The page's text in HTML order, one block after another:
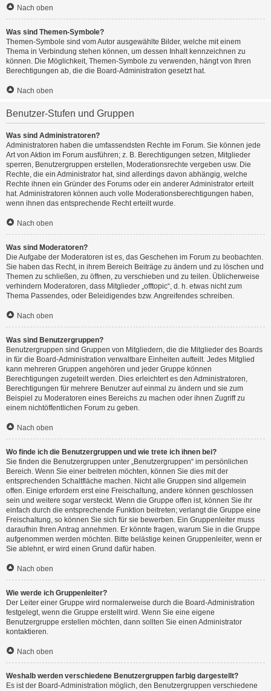
Nach oben
Was sind Themen-Symbole?
Themen-Symbole sind vom Autor ausgewählte Bilder, welche mit einem
Thema in Verbindung stehen können, um dessen Inhalt kennzeichnen zu
können. Die Möglichkeit, Themen-Symbole zu verwenden, hängt von Ihren
Berechtigungen ab, die die Board-Administration gesetzt hat.
Nach oben
Benutzer-Stufen und Gruppen
Was sind Administratoren?
Administratoren haben die umfassendsten Rechte im Forum. Sie können jede
Art von Aktion im Forum ausführen; z. B. Berechtigungen setzen, Mitglieder
sperren, Benutzergruppen erstellen, Moderationsrechte vergeben usw. Die
Rechte, die ein Administrator hat, sind allerdings davon abhängig, welche
Rechte ihnen ein Gründer des Forums oder ein anderer Administrator erteilt
hat. Administratoren können auch volle Moderationsberechtigungen haben,
wenn ihnen das entsprechende Recht erteilt wurde.
Nach oben
Was sind Moderatoren?
Die Aufgabe der Moderatoren ist es, das Geschehen im Forum zu beobachten.
Sie haben das Recht, in ihrem Bereich Beiträge zu ändern und zu löschen und
Themen zu schließen, zu öffnen, zu verschieben und zu teilen. Üblicherweise
verhindern Moderatoren, dass Mitglieder „offtopic“, d. h. etwas nicht zum
Thema Passendes, oder Beleidigendes bzw. Angreifendes schreiben.
Nach oben
Was sind Benutzergruppen?
Benutzergruppen sind Gruppen von Mitgliedern, die die Mitglieder des Boards
in für die Board-Administration verwaltbare Einheiten aufteilt. Jedes Mitglied
kann mehreren Gruppen angehören und jeder Gruppe können
Berechtigungen zugeteilt werden. Dies erleichtert es den Administratoren,
Berechtigungen für mehrere Benutzer auf einmal zu ändern und sie zum
Beispiel zu Moderatoren eines Bereichs zu machen oder ihnen Zugriff zu
einem nichtöffentlichen Forum zu geben.
Nach oben
Wo finde ich die Benutzergruppen und wie trete ich ihnen bei?
Sie finden die Benutzergruppen unter „Benutzergruppen“ im persönlichen
Bereich. Wenn Sie einer beitreten möchten, können Sie dies mit der
entsprechenden Schaltfläche machen. Nicht alle Gruppen sind allgemein
offen. Einige erfordern erst eine Freischaltung, andere können geschlossen
sein und weitere sogar versteckt. Wenn die Gruppe offen ist, können Sie ihr
einfach durch die entsprechende Funktion beitreten; verlangt die Gruppe eine
Freischaltung, so können Sie sich für sie bewerben. Ein Gruppenleiter muss
daraufhin Ihren Antrag annehmen. Er könnte fragen, warum Sie in die Gruppe
aufgenommen werden möchten. Bitte belästige keinen Gruppenleiter, wenn er
Sie ablehnt, er wird einen Grund dafür haben.
Nach oben
Wie werde ich Gruppenleiter?
Der Leiter einer Gruppe wird normalerweise durch die Board-Administration
festgelegt, wenn die Gruppe erstellt wird. Wenn Sie eine eigene
Benutzergruppe erstellen möchten, dann sollten Sie einen Administrator
kontaktieren.
Nach oben
Weshalb werden verschiedene Benutzergruppen farbig dargestellt?
Es ist der Board-Administration möglich, den Benutzergruppen verschiedene